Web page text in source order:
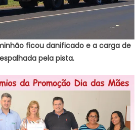
ficou danificado e a carga de
pela pista.